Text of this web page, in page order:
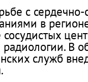
с
в
В
служб